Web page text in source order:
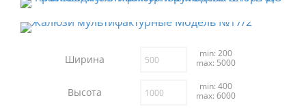
Ширина
min: 200
max: 5000
Высота
min: 400
max: 6000